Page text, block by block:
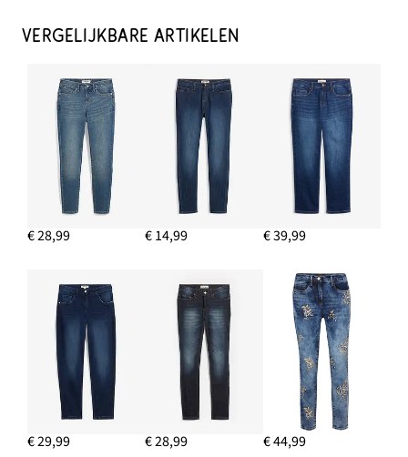
VERGELIJKBARE ARTIKELEN
€ 28,99 € 14,99 € 39,99
€ 29,99 € 28,99 € 44,99